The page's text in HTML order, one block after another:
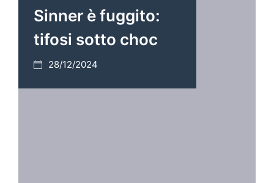
Sinner è fuggito:
tifosi sotto choc
28/12/2024